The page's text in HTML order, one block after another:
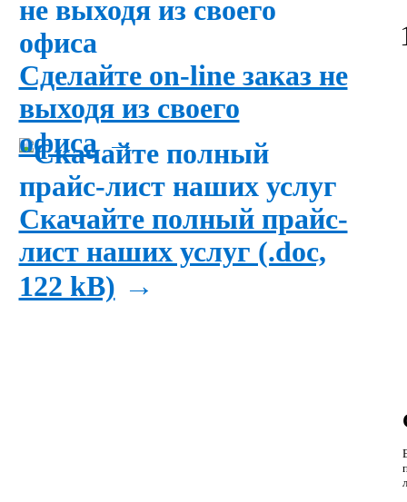
Сделайте on-line заказ не
выходя из своего
офиса→
Скачайте полный прайс-
лист наших услуг (.doc,
122 kB) →